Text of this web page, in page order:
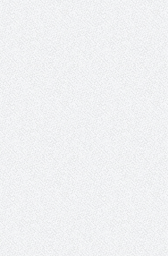
ने खरीदी 3.45 करोड़ की Lexus